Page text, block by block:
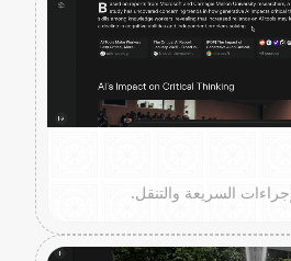
السريعة والتنقل.